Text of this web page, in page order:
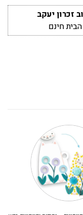
זכרון יעקב